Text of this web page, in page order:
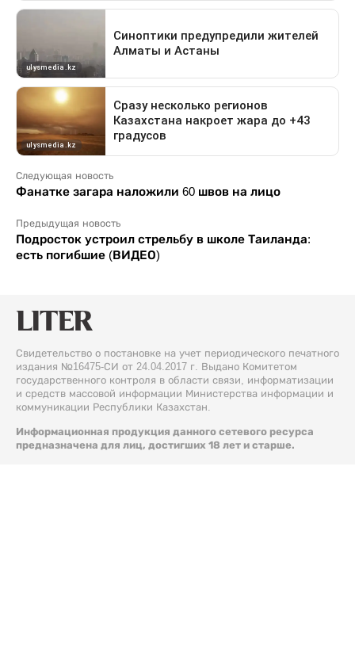
Следующая новость
Фанатке загара наложили 60 швов на лицо
Предыдущая новость
Подросток устроил стрельбу в школе Таиланда:
есть погибшие (ВИДЕО)
Свидетельство о постановке на учет периодического печатного
издания №16475-СИ от 24.04.2017 г. Выдано Комитетом
государственного контроля в области связи, информатизации
и средств массовой информации Министерства информации и
коммуникации Республики Казахстан.
Информационная продукция данного сетевого ресурса
предназначена для лиц, достигших 18 лет и старше.